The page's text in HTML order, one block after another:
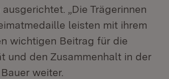
„Die Trägerinnen
leisten mit ihrem
wichtigen Beitrag für die
und den Zusammenhalt in der
weiter.